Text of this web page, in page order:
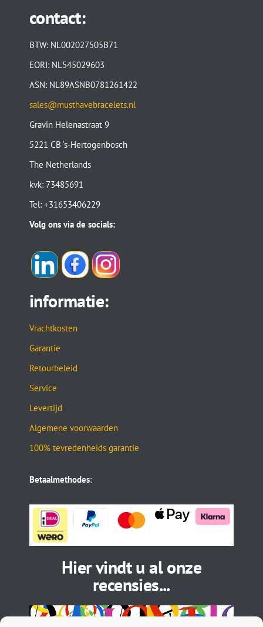
contact:
BTW: NL002027505B71
EORI: NL545029603
ASN: NL89ASNB0781261422
sales@musthavebracelets.nl
Gravin Helenastraat 9
5221 CB ‘s-Hertogenbosch
The Netherlands
kvk: 73485691
Tel: +31653406229
Volg ons via de socials:
informatie:
Vrachtkosten
Garantie
Retourbeleid
Service
Levertijd
Algemene voorwaarden
100% tevredenheids garantie
Betaalmethodes:
Hier vindt u al onze
recensies...